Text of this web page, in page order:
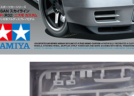
へ
一覧のページはこちら